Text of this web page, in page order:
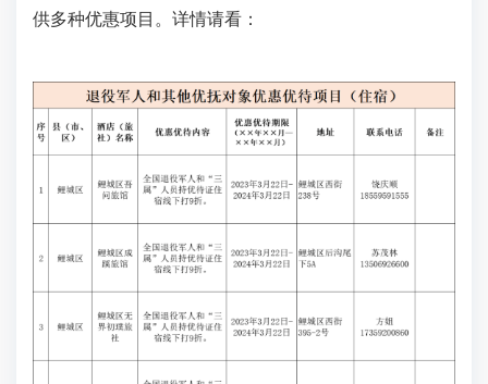
供多种优惠项目。详情请看：